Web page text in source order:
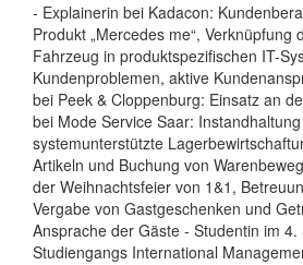
- Explainerin bei Kadacon:
Produkt „Mercedes me“, Verknüpfung
Fahrzeug in produktspezifischen IT-
Kundenproblemen, aktive
bei Peek & Cloppenburg: Einsatz an
bei Mode Service Saar:
systemunterstützte
Artikeln und Buchung von
der Weihnachtsfeier von 1&1,
Vergabe von Gastgeschenken und
Ansprache der Gäste - Studentin im
Studiengangs International